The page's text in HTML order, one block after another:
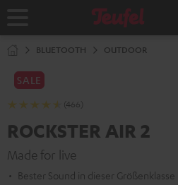
Startseite
BLUETOOTH OUTDOOR
SALE
(466)
ROCKSTER AIR 2
Made for live
Bester Sound in dieser Größenklasse